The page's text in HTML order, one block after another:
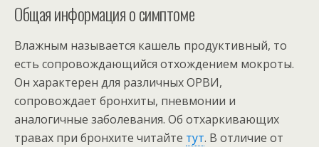
Общая информация о симптоме
Влажным называется кашель продуктивный, то
есть сопровождающийся отхождением мокроты.
Он характерен для различных ОРВИ,
сопровождает бронхиты, пневмонии и
аналогичные заболевания. Об отхаркивающих
травах при бронхите читайте тут. В отличие от